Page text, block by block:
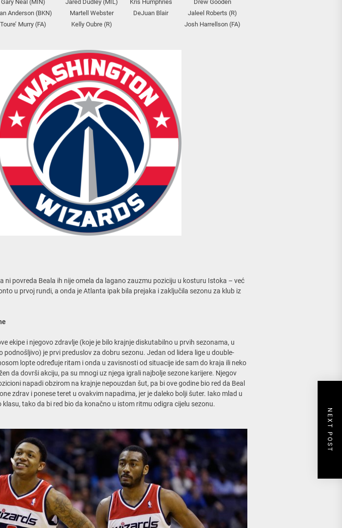
Gary Neal (MIN) Jared Dudley (MIL) Kris Humphries
Drew Gooden
Anderson (BKN) Martell Webster DeJuan Blair
Jaleel Roberts (R)
Toure’ Murry (FA) Kelly Oubre (R) Josh Harrellson (FA)
ni povreda Beala ih nije omela da lagano zauzmu poziciju u kosturu Istoka – već
u prvoj rundi, a onda je Atlanta ipak bila prejaka i zaključila sezonu za klub iz
ekipe i njegovo zdravlje (koje je bilo krajnje diskutabilno u prvih sezonama, u
podnošljivo) je prvi preduslov za dobru sezonu. Jedan od lidera lige u double-
lopte određuje ritam i onda u zavisnosti od situacije ide sam do kraja ili neko
da dovrši akciju, pa su mnogi uz njega igrali najbolje sezone karijere. Njegov
napadi obzirom na krajnje nepouzdan šut, pa bi ove godine bio red da Beal
zdrav i ponese teret u ovakvim napadima, jer je daleko bolji šuter. Iako mlad u
tako da bi red bio da konačno u istom ritmu odigra cijelu sezonu.
NEXT POST